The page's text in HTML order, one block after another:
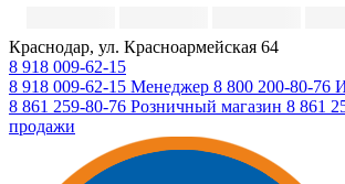
Краснодар, ул. Красноармейская 64
8 918 009-62-15
8 918 009-62-15 Менеджер 8 800 200-80-76
8 861 259-80-76 Розничный магазин 8 861
продажи